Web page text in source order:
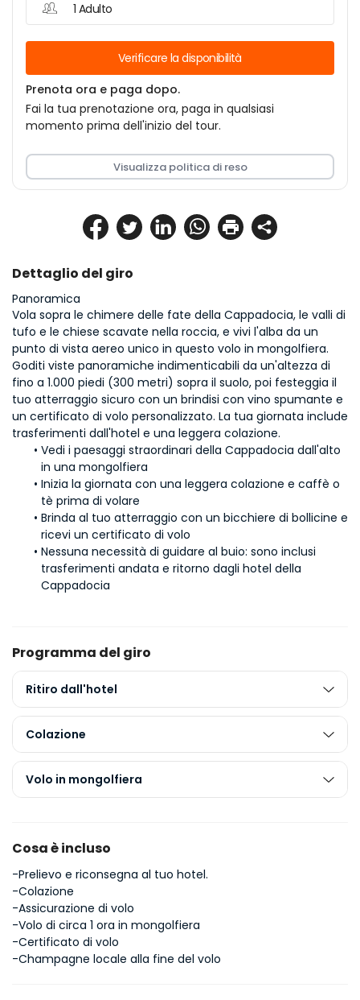
Dettaglio del giro
Panoramica
Vola sopra le chimere delle fate della Cappadocia, le valli di
tufo e le chiese scavate nella roccia, e vivi l'alba da un
punto di vista aereo unico in questo volo in mongolfiera.
Goditi viste panoramiche indimenticabili da un'altezza di
fino a 1.000 piedi (300 metri) sopra il suolo, poi festeggia il
tuo atterraggio sicuro con un brindisi con vino spumante e
un certificato di volo personalizzato. La tua giornata include
trasferimenti dall'hotel e una leggera colazione.
Vedi i paesaggi straordinari della Cappadocia dall'alto
in una mongolfiera
Inizia la giornata con una leggera colazione e caffè o
tè prima di volare
Brinda al tuo atterraggio con un bicchiere di bollicine e
ricevi un certificato di volo
Nessuna necessità di guidare al buio: sono inclusi
trasferimenti andata e ritorno dagli hotel della
Cappadocia
Programma del giro
Ritiro dall'hotel
Colazione
Volo in mongolfiera
Cosa è incluso
-Prelievo e riconsegna al tuo hotel.
-Colazione
-Assicurazione di volo
-Volo di circa 1 ora in mongolfiera
-Certificato di volo
-Champagne locale alla fine del volo
1 Adulto
Verificare la disponibilità
Prenota ora e paga dopo.
Fai la tua prenotazione ora, paga in qualsiasi
momento prima dell'inizio del tour.
Visualizza politica di reso